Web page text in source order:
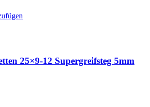
25×9-12 Supergreifsteg 5mm